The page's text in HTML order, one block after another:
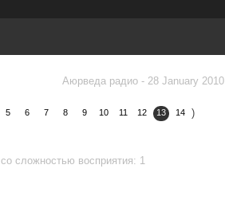
Аюрведа радио - 28 January 2010
5 6 7 8 9 10 11 12 13 14 )
со сложностью восприятия: 1